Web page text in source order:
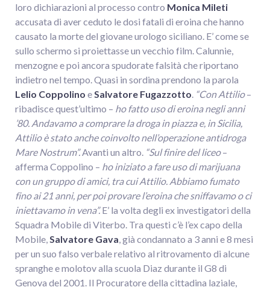
loro dichiarazioni al processo contro Monica Mileti
accusata di aver ceduto le dosi fatali di eroina che hanno
causato la morte del giovane urologo siciliano. E’ come se
sullo schermo si proiettasse un vecchio film. Calunnie,
menzogne e poi ancora spudorate falsità che riportano
indietro nel tempo. Quasi in sordina prendono la parola
Lelio Coppolino e Salvatore Fugazzotto “Con Attilio–
ribadisce quest’ultimo – ho fatto uso di eroina negli anni
’80. Andavamo a comprare la droga in piazza e, in Sicilia,
Attilio è stato anche coinvolto nell’operazione antidroga
Mare Nostrum”.Avanti un altro. “Sul finire del liceo–
afferma Coppolino – ho iniziato a fare uso di marijuana
con un gruppo di amici, tra cui Attilio. Abbiamo fumato
fino ai 21 anni, per poi provare l’eroina che sniffavamo o ci
iniettavamo in vena”.E’ la volta degli ex investigatori della
Squadra Mobile di Viterbo. Tra questi c’è l’ex capo della
Mobile, Salvatore Gava , già condannato a 3 anni e 8 mesi
per un suo falso verbale relativo al ritrovamento di alcune
spranghe e molotov alla scuola Diaz durante il G8 di
Genova del 2001. Il Procuratore della cittadina laziale,